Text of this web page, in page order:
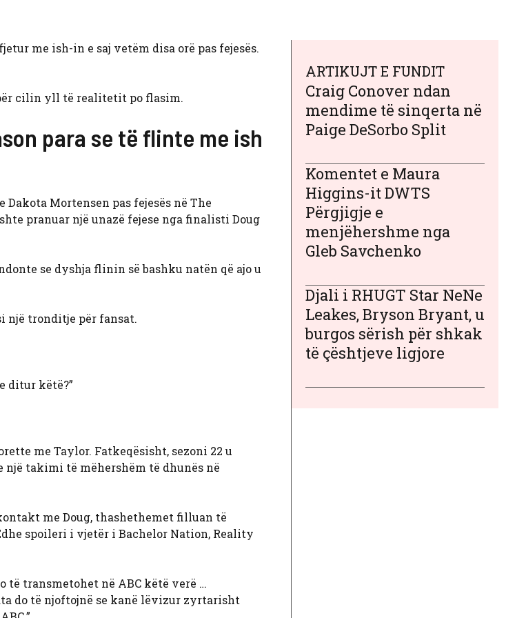
me ish-in e saj vetëm disa orë pas fejesës.
cilin yll të realitetit po flasim.
para se të flinte me ish
Mortensen pas fejesës në The
pranuar një unazë fejese nga finalisti Doug
se dyshja flinin së bashku natën që ajo u
një tronditje për fansat.
ditur këtë?”
me Taylor. Fatkeqësisht, sezoni 22 u
një takimi të mëhershëm të dhunës në
me Doug, thashethemet filluan të
spoileri i vjetër i Bachelor Nation, Reality
të transmetohet në ABC këtë verë …
do të njoftojnë se kanë lëvizur zyrtarisht
ARTIKUJT E FUNDIT
Craig Conover ndan
mendime të sinqerta në
Paige DeSorbo Split
Komentet e Maura
Higgins-it DWTS
Përgjigje e
menjëhershme nga
Gleb Savchenko
Djali i RHUGT Star NeNe
Leakes, Bryson Bryant, u
burgos sërish për shkak
të çështjeve ligjore